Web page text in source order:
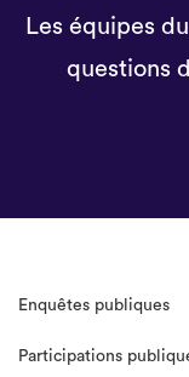
Les équipes
questions
Enquêtes publiques
Participations